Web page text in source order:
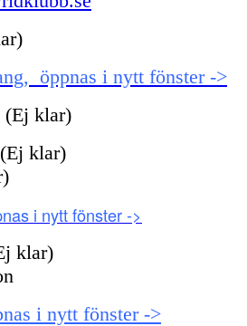
öppnas i nytt fönster ->
(Ej klar)
klar)
i nytt fönster ->
klar)
i nytt fönster ->